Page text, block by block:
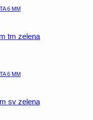
6 MM
tm zelena
6 MM
sv zelena